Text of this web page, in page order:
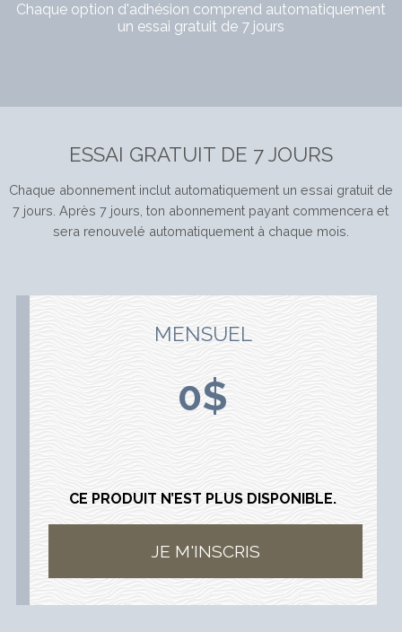
Chaque option d'adhésion comprend automatiquement
un essai gratuit de 7 jours
ESSAI GRATUIT DE 7 JOURS
Chaque abonnement inclut automatiquement un essai gratuit de
7 jours. Après 7 jours, ton abonnement payant commencera et
sera renouvelé automatiquement à chaque mois.
MENSUEL
0$
CE PRODUIT N’EST PLUS DISPONIBLE.
JE M'INSCRIS